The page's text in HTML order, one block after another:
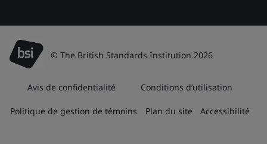
© The British Standards Institution 2026
Avis de confidentialité Conditions d’utilisation
Politique de gestion de témoins Plan du site Accessibilité